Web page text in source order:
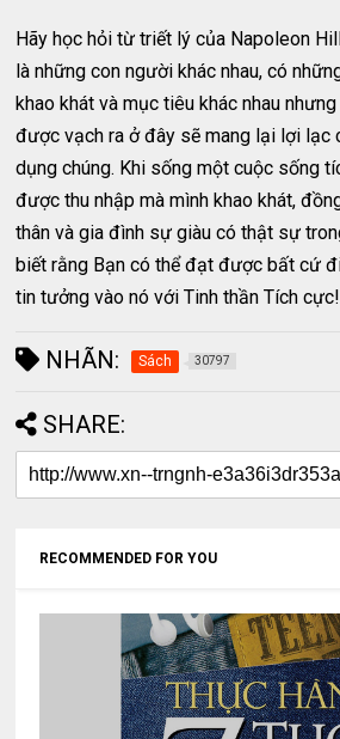
Hãy học hỏi từ triết lý của Napoleon
là những con người khác nhau, có
khao khát và mục tiêu khác nhau
được vạch ra ở đây sẽ mang lại lợi lạc
dụng chúng. Khi sống một cuộc sống
được thu nhập mà mình khao khát,
thân và gia đình sự giàu có thật sự
biết rằng Bạn có thể đạt được bất cứ
tin tưởng vào nó với Tinh thần Tích cực!
NHÃN: Sách 30797
SHARE:
RECOMMENDED FOR YOU